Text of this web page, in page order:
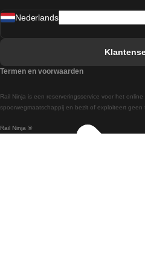
Treinen van Wenen
Treinen van
Rail Ninja ®
Rail Ninja is een reserveringsservice voor het
spoorwegmaatschappij en bezit of exploiteert geen
Nederlands
Termen en voorwaarden